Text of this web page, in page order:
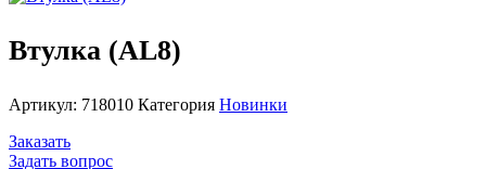
Втулка (AL8)
Артикул: 718010 Категория Новинки
Заказать
Задать вопрос